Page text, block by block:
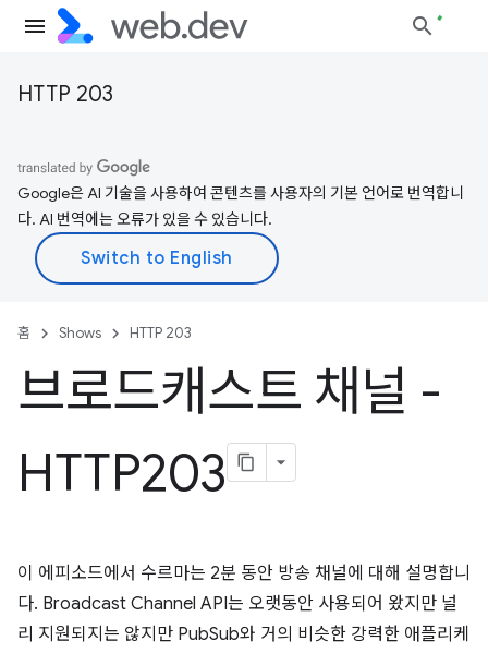
HTTP 203
Google은 AI 기술을 사용하여 콘텐츠를 사용자의 기본 언어로 번역합니
다. AI 번역에는 오류가 있을 수 있습니다.
홈 Shows HTTP 203
브로드캐스트 채널 -
HTTP203
이 에피소드에서 수르마는 2분 동안 방송 채널에 대해 설명합니
다. Broadcast Channel API는 오랫동안 사용되어 왔지만 널
리 지원되지는 않지만 PubSub와 거의 비슷한 강력한 애플리케